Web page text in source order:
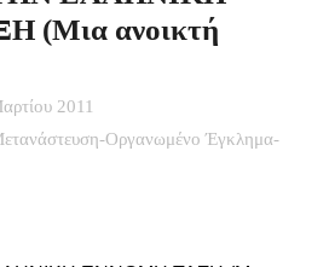
(Μια ανοικτή
2011
Οργανωμένο Έγκλημα-